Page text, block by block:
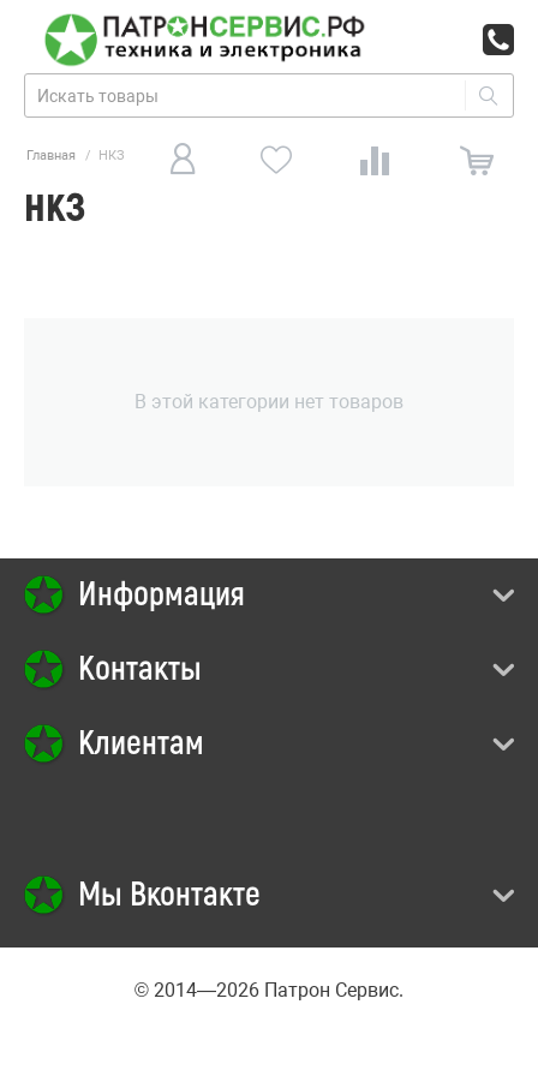
Главная / НКЗ
НКЗ
В этой категории нет товаров
Информация
Контакты
Клиентам
Мы Вконтакте
© 2014—2026 Патрон Сервис.